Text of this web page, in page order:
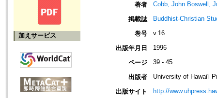
加えサービス
著者 Cobb, John Boswell,
掲載誌 Buddhist-Christian
巻号 v.16
出版年月日 1996
ページ 39 - 45
出版者 University of Hawai'i
出版サイト http://